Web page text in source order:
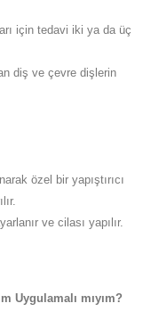
için tedavi iki ya da üç
diş ve çevre dişlerin
özel bir yapıştırıcı
ve cilası yapılır.
Uygulamalı mıyım?